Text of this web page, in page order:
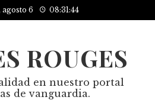
agosto 6 08:31:44
ROUGES
en nuestro portal
de vanguardia.